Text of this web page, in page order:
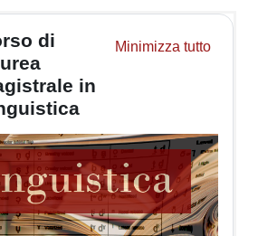
della sezione
di
in
Minimizza tutto